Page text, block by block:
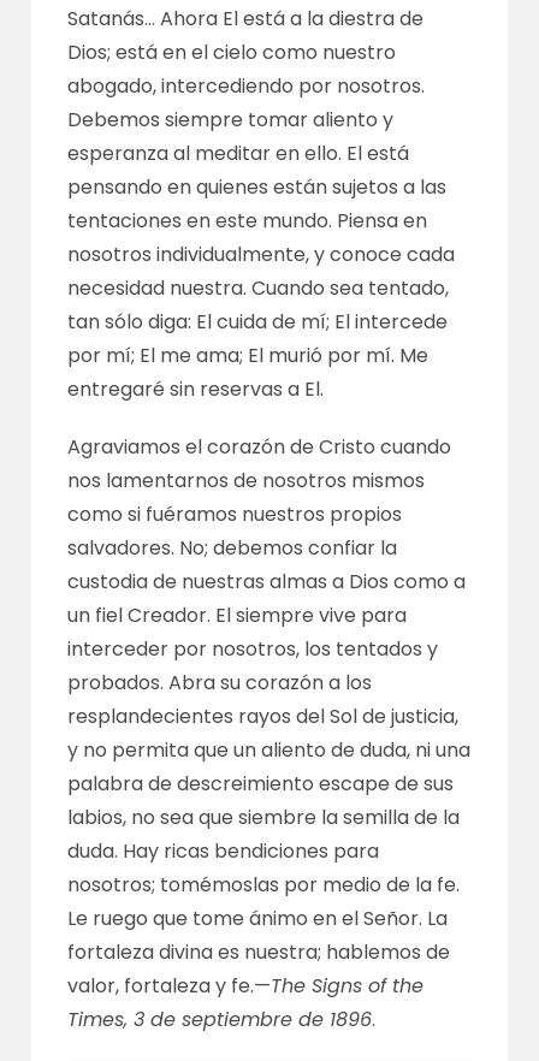
Satanás… Ahora El está a la diestra de
Dios; está en el cielo como nuestro
abogado, intercediendo por nosotros.
Debemos siempre tomar aliento y
esperanza al meditar en ello. El está
pensando en quienes están sujetos a las
tentaciones en este mundo. Piensa en
nosotros individualmente, y conoce cada
necesidad nuestra. Cuando sea tentado,
tan sólo diga: El cuida de mí; El intercede
por mí; El me ama; El murió por mí. Me
entregaré sin reservas a El.
Agraviamos el corazón de Cristo cuando
nos lamentarnos de nosotros mismos
como si fuéramos nuestros propios
salvadores. No; debemos confiar la
custodia de nuestras almas a Dios como a
un fiel Creador. El siempre vive para
interceder por nosotros, los tentados y
probados. Abra su corazón a los
resplandecientes rayos del Sol de justicia,
y no permita que un aliento de duda, ni una
palabra de descreimiento escape de sus
labios, no sea que siembre la semilla de la
duda. Hay ricas bendiciones para
nosotros; tomémoslas por medio de la fe.
Le ruego que tome ánimo en el Señor. La
fortaleza divina es nuestra; hablemos de
valor, fortaleza y fe.—The Signs of the
Times, 3 de septiembre de 1896.